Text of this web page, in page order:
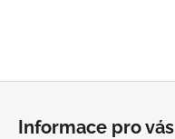
Informace pro vás